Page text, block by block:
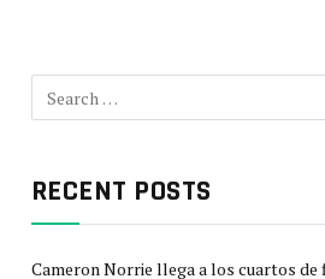
RECENT POSTS
Cameron Norrie llega a los cuartos